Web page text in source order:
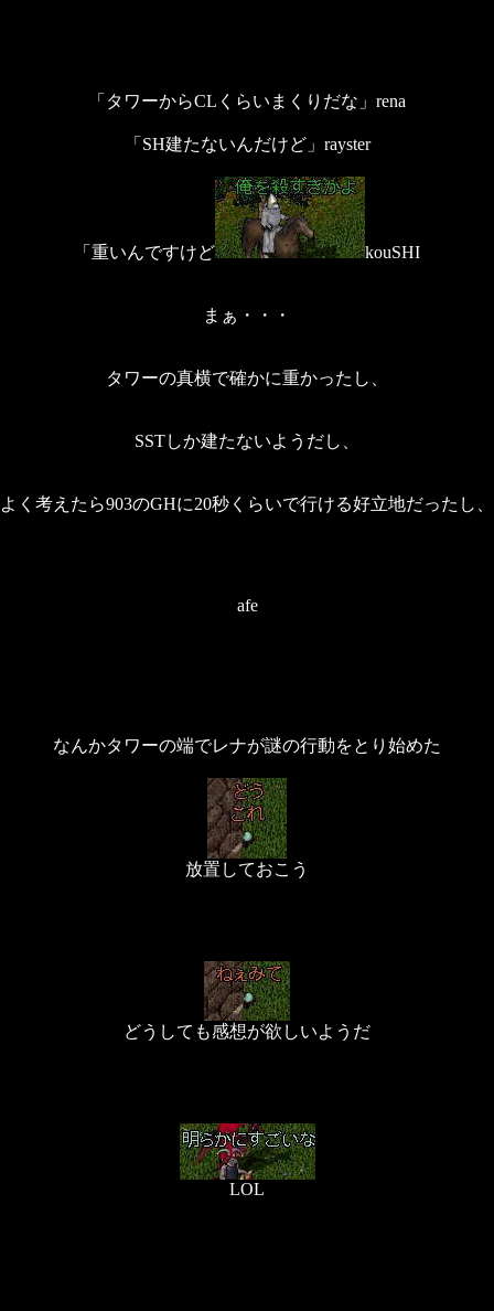
「タワーからCLくらいまくりだな」rena
「SH建たないんだけど」rayster
「重いんですけど kouSHI
まぁ・・・
タワーの真横で確かに重かったし、
SSTしか建たないようだし、
よく考えたら903のGHに20秒くらいで行ける好立地だったし、
afe
なんかタワーの端でレナが謎の行動をとり始めた
放置しておこう
どうしても感想が欲しいようだ
LOL